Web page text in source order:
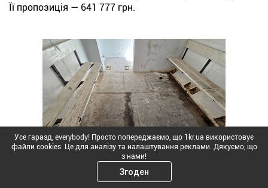
Її пропозиція — 641 777 грн.
Усе гаразд, everybody! Просто попереджаємо, що 1kr.ua використовує
файли cookies. Це для аналізу та налаштування реклами. Дякуємо, що
з нами!
Згоден